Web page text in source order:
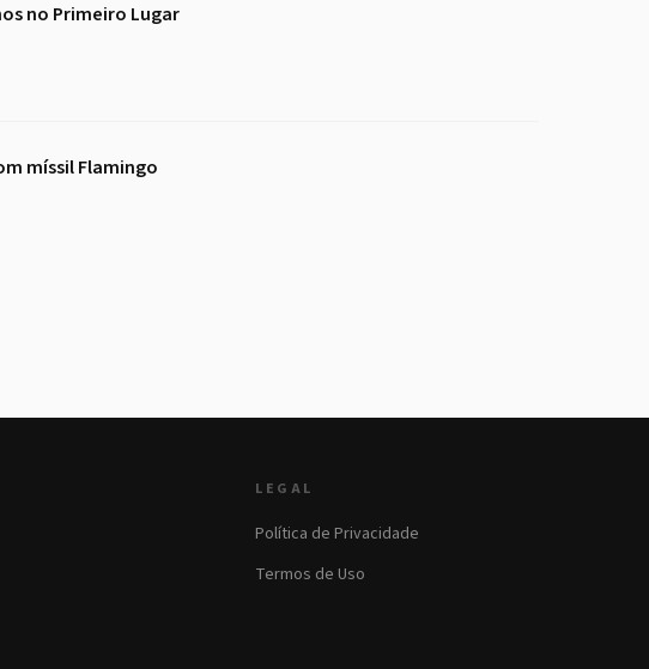
no Primeiro Lugar
míssil Flamingo
LEGAL
Política de Privacidade
Termos de Uso